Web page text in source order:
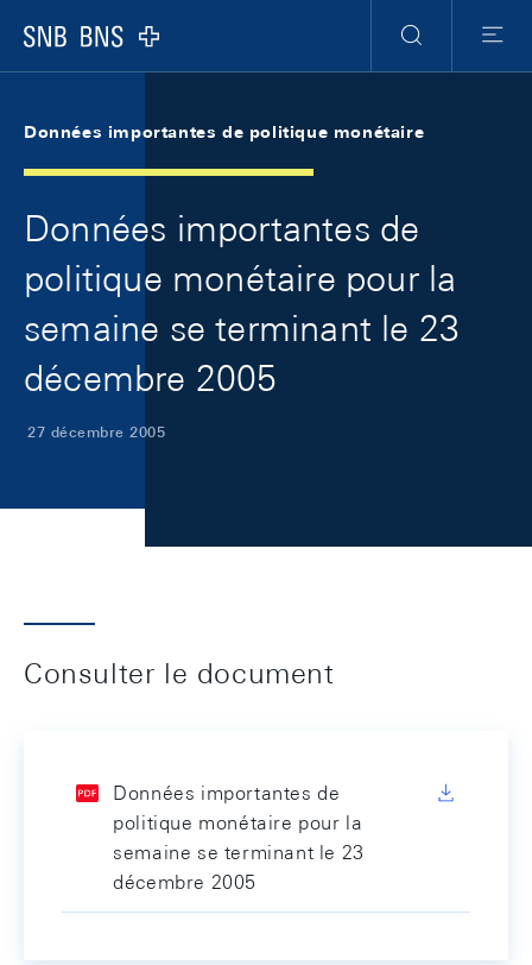
Logo
RechercheMenu
Données importantes de politique monétaire
Données importantes de
politique monétaire pour la
semaine se terminant le 23
décembre 2005
27 décembre 2005
Consulter le document
Données importantes de
politique monétaire pour la
semaine se terminant le 23
décembre 2005